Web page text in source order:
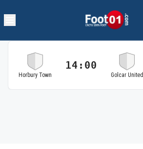
Horbury Town
14:00
Golcar United